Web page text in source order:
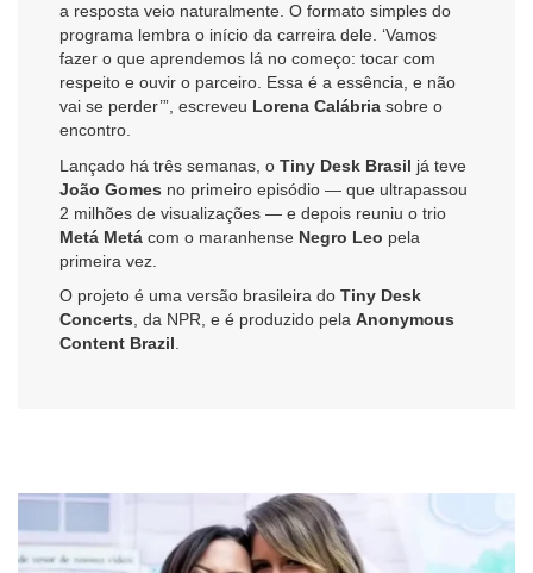
a resposta veio naturalmente. O formato simples do
programa lembra o início da carreira dele. ‘Vamos
fazer o que aprendemos lá no começo: tocar com
respeito e ouvir o parceiro. Essa é a essência, e não
vai se perder’”, escreveu Lorena Calábria sobre o
encontro.
Lançado há três semanas, o Tiny Desk Brasil já teve
João Gomes no primeiro episódio — que ultrapassou
2 milhões de visualizações — e depois reuniu o trio
Metá Metá com o maranhense Negro Leo pela
primeira vez.
O projeto é uma versão brasileira do Tiny Desk
Concerts , da NPR, e é produzido pela Anonymous
Content Brazil